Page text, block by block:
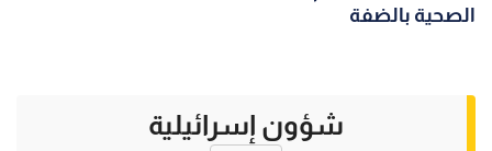
الصحية بالضفة
شؤون إسرائيلية